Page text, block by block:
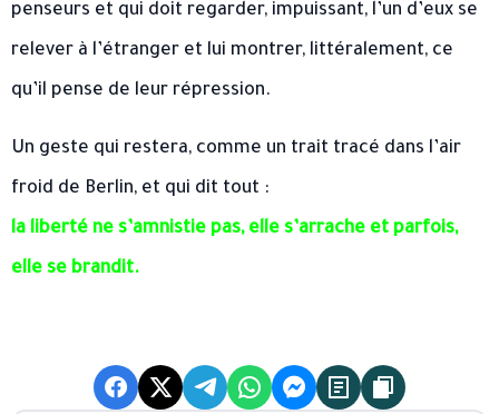
penseurs et qui doit regarder, impuissant, l’un d’eux se
relever à l’étranger et lui montrer, littéralement, ce
qu’il pense de leur répression.
Un geste qui restera, comme un trait tracé dans l’air
froid de Berlin, et qui dit tout :
la liberté ne s’amnistie pas, elle s’arrache et parfois,
elle se brandit.